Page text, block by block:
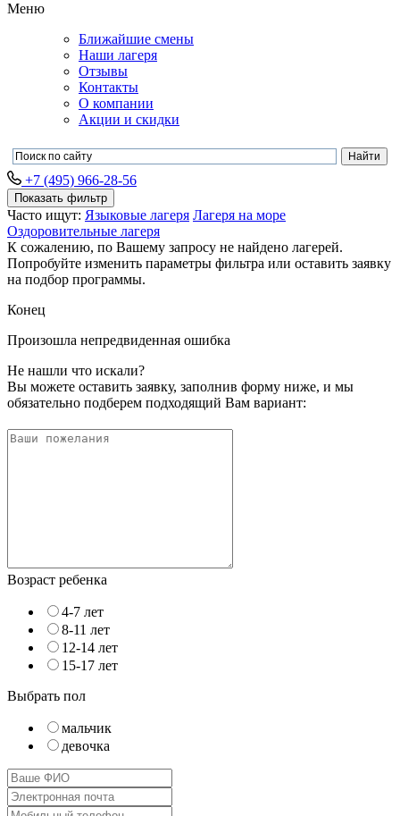
Меню
Ближайшие смены
Наши лагеря
Отзывы
Контакты
О компании
Акции и скидки
+7 (495) 966-28-56
Показать фильтр
Часто ищут: Языковые лагеря Лагеря на море
Оздоровительные лагеря
К сожалению, по Вашему запросу не найдено лагерей.
Попробуйте изменить параметры фильтра или оставить заявку
на подбор программы.
Конец
Произошла непредвиденная ошибка
Не нашли что искали?
Вы можете оставить заявку, заполнив форму ниже, и мы
обязательно подберем подходящий Вам вариант:
Возраст ребенка
4-7 лет
8-11 лет
12-14 лет
15-17 лет
Выбрать пол
мальчик
девочка